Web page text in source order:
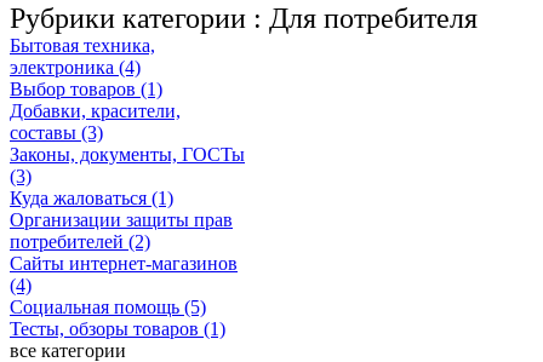
Рубрики категории : Для потребителя
Бытовая техника,
электроника (4)
Выбор товаров (1)
Добавки, красители,
составы (3)
Законы, документы, ГОСТы
(3)
Куда жаловаться (1)
Организации защиты прав
потребителей (2)
Сайты интернет-магазинов
(4)
Социальная помощь (5)
Тесты, обзоры товаров (1)
все категории